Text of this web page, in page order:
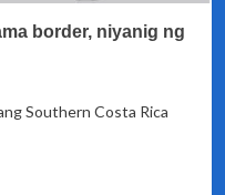
border, niyanig ng
Southern Costa Rica